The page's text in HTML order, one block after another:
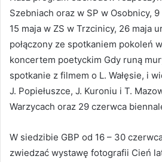
Szebniach oraz w SP w Osobnicy,
15 maja w ZS w Trzcinicy, 26 maja
połączony ze spotkaniem pokoleń
koncertem poetyckim Gdy runą
spotkanie z filmem o L. Wałęsie, i
J. Popiełuszce, J. Kuroniu i T.
Warzycach oraz 29 czerwca
W siedzibie GBP od 16 – 30
zwiedzać wystawę fotografii Cień